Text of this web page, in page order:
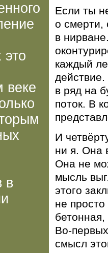
веке
в
Если ты
о смерти,
в
каждый
в ряд на
поток. В
И
ни я. Она
Она не
мысль
этого
не
бетонная,
Во-
смысл